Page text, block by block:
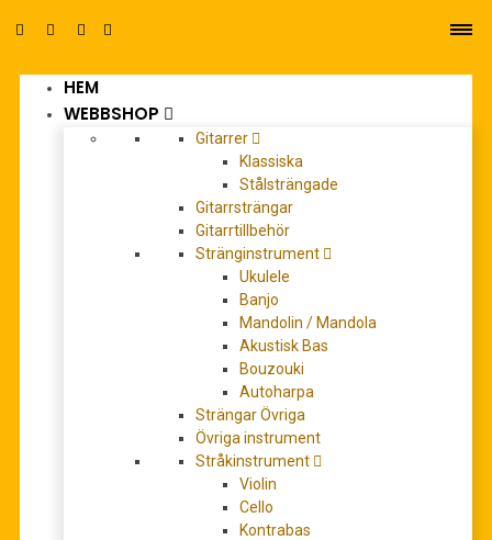
HEM
WEBBSHOP
Gitarrer
Klassiska
Stålsträngade
Gitarrsträngar
Gitarrtillbehör
Stränginstrument
Ukulele
Banjo
Mandolin / Mandola
Akustisk Bas
Bouzouki
Autoharpa
Strängar Övriga
Övriga instrument
Stråkinstrument
Violin
Cello
Kontrabas